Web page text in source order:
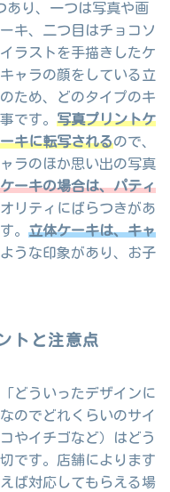
あり、一つは写真や画
キ、二つ目はチョコソ
ラストを手描きしたケ
ャラの顔をしている立
ため、どのタイプのキ
です。 写真プリントケ
キに転写されるので、
ラのほか思い出の写真
ーキの場合は、パティ
リティにばらつきがあ
。 立体ケーキは、キャ
ような印象があり、お子
トと注意点
どういったデザインに
のでどれくらいのサイ
やイチゴなど）はどう
です。店舗によります
ば対応してもらえる場